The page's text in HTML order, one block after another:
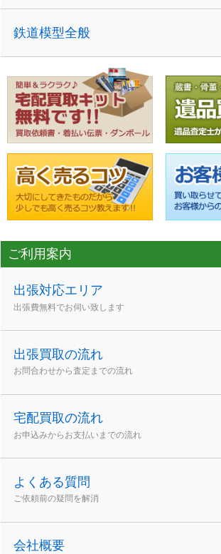
鉄道模型全般
ご利用案内
出張対応エリア
出張費無料でお伺い致します
出張買取の流れ
お問合わせから査定までの流れ
宅配買取の流れ
お申込みからお支払いまでの流れ
よくある質問
ご依頼前の疑問を解消
会社概要